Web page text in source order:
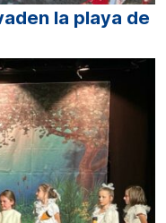
la playa de